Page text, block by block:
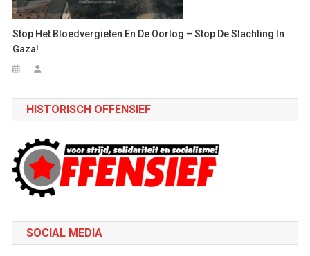
Stop Het Bloedvergieten En De Oorlog – Stop De Slachting In
Gaza!
HISTORISCH OFFENSIEF
SOCIAL MEDIA